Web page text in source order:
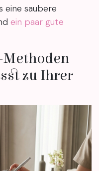
eine saubere
ein paar gute
Methoden
zu Ihrer